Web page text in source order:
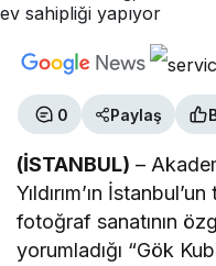
0 Paylaş
(İSTANBUL) –
Yıldırım’ın
fotoğraf sanatının
yorumladığı “Gök